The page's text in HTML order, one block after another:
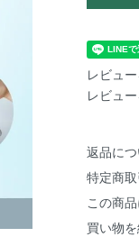
レビュ
レビュ
返品に
特定商
この商
買い物